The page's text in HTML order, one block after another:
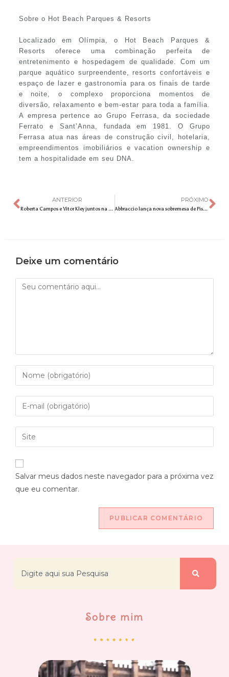
Sobre o Hot Beach Parques & Resorts
Localizado em Olímpia, o Hot Beach Parques &
Resorts oferece uma combinação perfeita de
entretenimento e hospedagem de qualidade. Com um
parque aquático surpreendente, resorts confortáveis e
espaço de lazer e gastronomia para os finais de tarde
e noite, o complexo proporciona momentos de
diversão, relaxamento e bem-estar para toda a família.
A empresa pertence ao Grupo Ferrasa, da sociedade
Ferrato e Sant’Anna, fundada em 1981. O Grupo
Ferrasa atua nas áreas de construção civil, hotelaria,
empreendimentos imobiliários e vacation ownership e
tem a hospitalidade em seu DNA.
ANTERIOR
Roberta Campos e Vitor Kley juntos na Sala São Paulo
PRÓXIMO
Abbraccio lança nova sobremesa de Pistacchio, como ótima opção para o Dia dos Namorados
Deixe um comentário
Salvar meus dados neste navegador para a próxima vez
que eu comentar.
Sobre mim